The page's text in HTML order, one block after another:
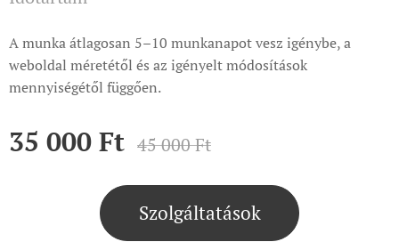
A munka átlagosan 5–10 munkanapot vesz igénybe, a
weboldal méretétől és az igényelt módosítások
mennyiségétől függően.
35 000 Ft 45 000Ft
Szolgáltatások